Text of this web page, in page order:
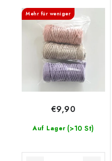
Mehr für weniger
Auf Lager (>10 St)
€9,90